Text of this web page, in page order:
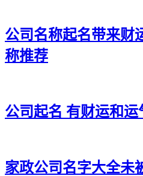
32、唯曜、榕聪、颖博、栋祥
33、贝利、沛创、齐富、韬磊
35、诤清、映坤、赋峰、飞立
37、墨成、龙誉、星晟、鸣灏
公司名称起名带来财
称推荐
公司起名 有财运和
家政公司名字大全未